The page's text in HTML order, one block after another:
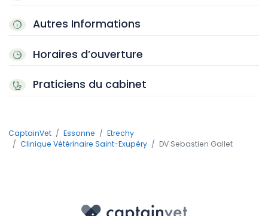
Autres Informations
Horaires d’ouverture
Praticiens du cabinet
CaptainVet Essonne
Etrechy
Clinique Vétérinaire Saint-Exupéry
DV Sebastien Gallet